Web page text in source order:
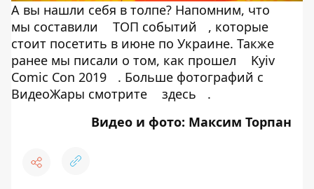
А вы нашли себя в толпе? Напомним, что
мы составили
ТОП событий
, которые
стоит посетить в июне по Украине. Также
ранее мы писали о том, как прошел
Kyiv
Comic Con 2019
. Больше фотографий с
ВидеоЖары смотрите
здесь
.
Видео и фото: Максим Торпан